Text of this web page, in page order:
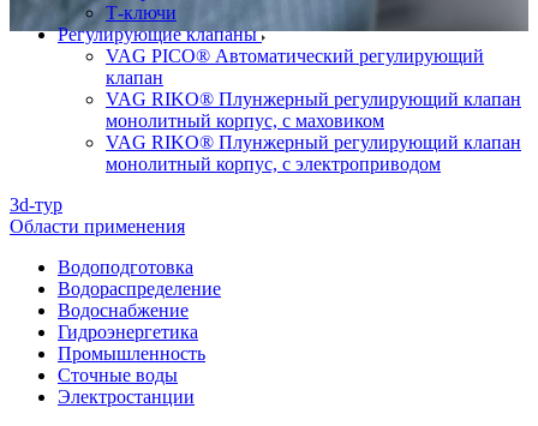
Т-ключи
Регулирующие клапаны
VAG PICO® Автоматический регулирующий
клапан
VAG RIKO® Плунжерный регулирующий клапан
монолитный корпус, с маховиком
VAG RIKO® Плунжерный регулирующий клапан
монолитный корпус, с электроприводом
3d-тур
Области применения
Водоподготовка
Водораспределение
Водоснабжение
Гидроэнергетика
Промышленность
Сточные воды
Электростанции